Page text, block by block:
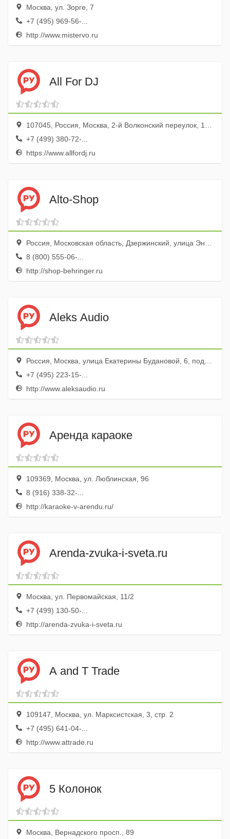
Москва, ул. Зорге, 7
+7 (495) 969-56-...
http://www.mistervo.ru
All For DJ
107045, Россия, Москва, 2-й Волконский переулок, 12, цокольный эт.
+7 (499) 380-72-...
https://www.allfordj.ru
Alto-Shop
Россия, Московская область, Дзержинский, улица Энергетиков, 22к3
8 (800) 555-06-...
http://shop-behringer.ru
Aleks Audio
Россия, Москва, улица Екатерины Будановой, 6, подъезд № 1, цокольный этаж
+7 (495) 223-15-...
http://www.aleksaudio.ru
Аренда караоке
109369, Москва, ул. Люблинская, 96
8 (916) 338-32-...
http://karaoke-v-arendu.ru/
Arenda-zvuka-i-sveta.ru
Москва, ул. Первомайская, 11/2
+7 (499) 130-50-...
http://arenda-zvuka-i-sveta.ru
A and T Trade
109147, Москва, ул. Марксистская, 3, стр. 2
+7 (495) 641-04-...
http://www.attrade.ru
5 Колонок
Москва, Вернадского просп., 89